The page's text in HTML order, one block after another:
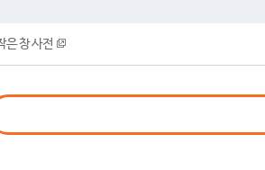
은 창 사전